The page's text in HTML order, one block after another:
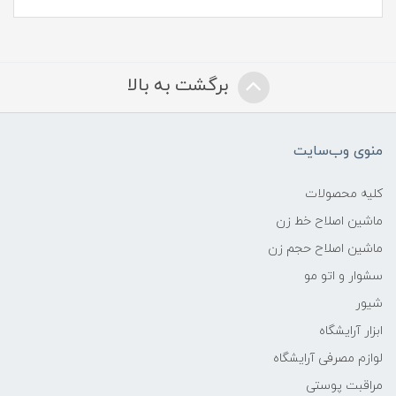
برگشت به بالا
منوی وب‌سایت
کلیه محصولات
ماشین اصلاح خط زن
ماشین اصلاح حجم زن
سشوار و اتو مو
شیور
ابزار آرایشگاه
لوازم مصرفی آرایشگاه
مراقبت پوستی